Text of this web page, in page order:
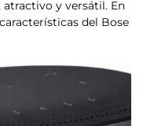
y versátil. En
del Bose